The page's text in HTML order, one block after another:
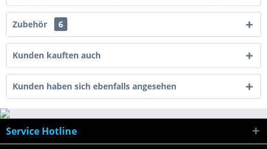
Zubehör 6
Kunden kauften auch
Kunden haben sich ebenfalls angesehen
Service Hotline